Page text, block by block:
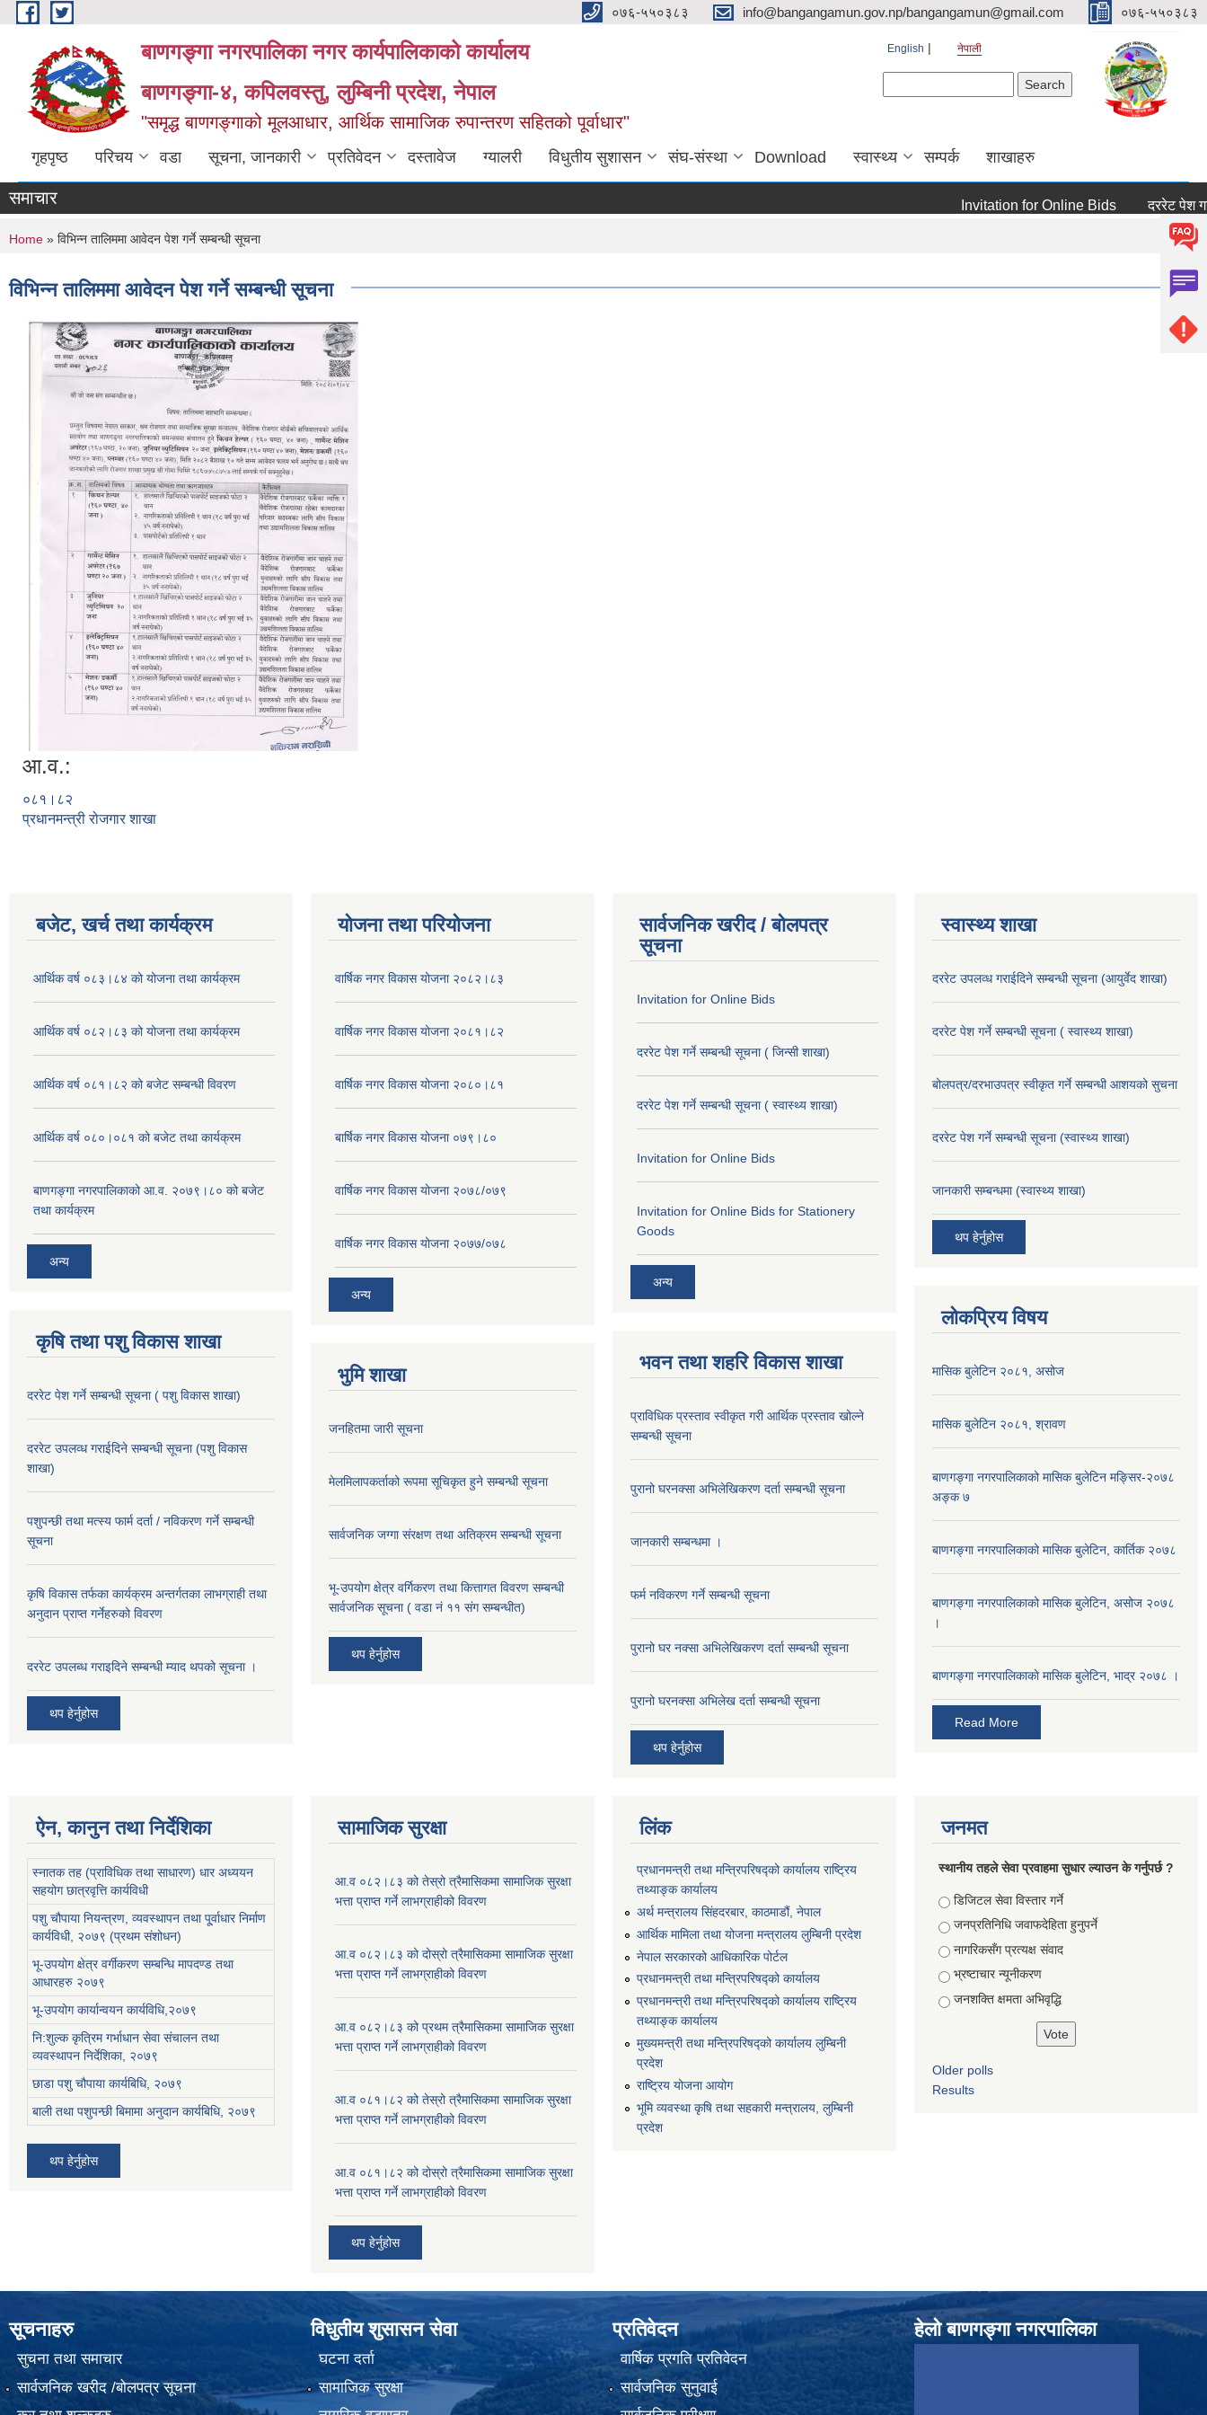
Skip to main content ०७६-५५०३८३ info@bangangamun.gov.np/bangangamun@gmail.com ०७६-५५०३८३
बाणगङ्गा नगरपालिका नगर कार्यपालिकाको कार्यालय
बाणगङ्गा-४, कपिलवस्तु, लुम्बिनी प्रदेश, नेपाल
"समृद्ध बाणगङ्गाको मूलआधार, आर्थिक सामाजिक रुपान्तरण सहितको पूर्वाधार"
English नेपाली
गृहपृष्ठ परिचय वडा सूचना, जानकारी प्रतिवेदन दस्तावेज ग्यालरी विधुतीय सुशासन संघ-संस्था Download स्वास्थ्य सम्पर्क शाखाहरु
समाचार Invitation for Online Bids दररेट पेश गर्ने
You are here
Home » विभिन्न तालिममा आवेदन पेश गर्ने सम्बन्धी सूचना
विभिन्न तालिममा आवेदन पेश गर्ने सम्बन्धी सूचना
आ.व.:
०८१।८२
प्रधानमन्त्री रोजगार शाखा
बजेट, खर्च तथा कार्यक्रम
आर्थिक वर्ष ०८३।८४ को योजना तथा कार्यक्रम
आर्थिक वर्ष ०८२।८३ को योजना तथा कार्यक्रम
आर्थिक वर्ष ०८१।८२ को बजेट सम्बन्धी विवरण
आर्थिक वर्ष ०८०।०८१ को बजेट तथा कार्यक्रम
बाणगङ्गा नगरपालिकाको आ.व. २०७९।८० को बजेट
तथा कार्यक्रम
अन्य
कृषि तथा पशु विकास शाखा
दररेट पेश गर्ने सम्बन्धी सूचना ( पशु विकास शाखा)
दररेट उपलव्ध गराईदिने सम्बन्धी सूचना (पशु विकास
शाखा)
पशुपन्छी तथा मत्स्य फार्म दर्ता / नविकरण गर्ने सम्बन्धी
सूचना
कृषि विकास तर्फका कार्यक्रम अन्तर्गतका लाभग्राही तथा
अनुदान प्राप्त गर्नेहरुको विवरण
दररेट उपलब्ध गराइदिने सम्बन्धी म्याद थपको सूचना ।
थप हेर्नुहोस
योजना तथा परियोजना
वार्षिक नगर विकास योजना २०८२।८३
वार्षिक नगर विकास योजना २०८१।८२
वार्षिक नगर विकास योजना २०८०।८१
बार्षिक नगर विकास योजना ०७९।८०
वार्षिक नगर विकास योजना २०७८/०७९
वार्षिक नगर विकास योजना २०७७/०७८
अन्य
भुमि शाखा
जनहितमा जारी सूचना
मेलमिलापकर्ताको रूपमा सूचिकृत हुने सम्बन्धी सूचना
सार्वजनिक जग्गा संरक्षण तथा अतिक्रम सम्बन्धी सूचना
भू-उपयोग क्षेत्र वर्गिकरण तथा कित्तागत विवरण सम्बन्धी
सार्वजनिक सूचना ( वडा नं ११ संग सम्बन्धीत)
थप हेर्नुहोस
सार्वजनिक खरीद / बोलपत्र
सूचना
Invitation for Online Bids
दररेट पेश गर्ने सम्बन्धी सूचना ( जिन्सी शाखा)
दररेट पेश गर्ने सम्बन्धी सूचना ( स्वास्थ्य शाखा)
Invitation for Online Bids
Invitation for Online Bids for Stationery
Goods
अन्य
भवन तथा शहरि विकास शाखा
प्राविधिक प्रस्ताव स्वीकृत गरी आर्थिक प्रस्ताव खोल्ने
सम्बन्धी सूचना
पुरानो घरनक्सा अभिलेखिकरण दर्ता सम्बन्धी सूचना
जानकारी सम्बन्धमा ।
फर्म नविकरण गर्ने सम्बन्धी सूचना
पुरानो घर नक्सा अभिलेखिकरण दर्ता सम्बन्धी सूचना
पुरानो घरनक्सा अभिलेख दर्ता सम्बन्धी सूचना
थप हेर्नुहोस
स्वास्थ्य शाखा
दररेट उपलव्ध गराईदिने सम्बन्धी सूचना (आयुर्वेद शाखा)
दररेट पेश गर्ने सम्बन्धी सूचना ( स्वास्थ्य शाखा)
बोलपत्र/दरभाउपत्र स्वीकृत गर्ने सम्बन्धी आशयको सुचना
दररेट पेश गर्ने सम्बन्धी सूचना (स्वास्थ्य शाखा)
जानकारी सम्बन्धमा (स्वास्थ्य शाखा)
थप हेर्नुहोस
लोकप्रिय विषय
मासिक बुलेटिन २०८१, असोज
मासिक बुलेटिन २०८१, श्रावण
बाणगङ्गा नगरपालिकाको मासिक बुलेटिन मङ्सिर-२०७८
अङ्क ७
बाणगङ्गा नगरपालिकाको मासिक बुलेटिन, कार्तिक २०७८
बाणगङ्गा नगरपालिकाको मासिक बुलेटिन, असोज २०७८
।
बाणगङ्गा नगरपालिकाकाे मासिक बुलेटिन, भाद्र २०७८ ।
Read More
ऐन, कानुन तथा निर्देशिका
स्नातक तह (प्राविधिक तथा साधारण) धार अध्ययन
सहयोग छात्रवृत्ति कार्यविधी
पशु चौपाया नियन्त्रण, व्यवस्थापन तथा पू्र्वाधार निर्माण
कार्यविधी, २०७९ (प्रथम संशोधन)
भू-उपयोग क्षेत्र वर्गीकरण सम्बन्धि मापदण्ड तथा
आधारहरु २०७९
भू-उपयोग कार्यान्वयन कार्यविधि,२०७९
नि:शुल्क कृत्रिम गर्भाधान सेवा संचालन तथा
व्यवस्थापन निर्देशिका, २०७९
छाडा पशु चौपाया कार्यबिधि, २०७९
बाली तथा पशुपन्छी बिमामा अनुदान कार्यबिधि, २०७९
थप हेर्नुहोस
सामाजिक सुरक्षा
आ.व ०८२।८३ को तेस्रो त्रैमासिकमा सामाजिक सुरक्षा
भत्ता प्राप्त गर्ने लाभग्राहीको विवरण
आ.व ०८२।८३ को दोस्रो त्रैमासिकमा सामाजिक सुरक्षा
भत्ता प्राप्त गर्ने लाभग्राहीको विवरण
आ.व ०८२।८३ को प्रथम त्रैमासिकमा सामाजिक सुरक्षा
भत्ता प्राप्त गर्ने लाभग्राहीको विवरण
आ.व ०८१।८२ को तेस्रो त्रैमासिकमा सामाजिक सुरक्षा
भत्ता प्राप्त गर्ने लाभग्राहीको विवरण
आ.व ०८१।८२ को दोस्रो त्रैमासिकमा सामाजिक सुरक्षा
भत्ता प्राप्त गर्ने लाभग्राहीको विवरण
थप हेर्नुहोस
लिंक
प्रधानमन्त्री तथा मन्त्रिपरिषद्को कार्यालय राष्ट्रिय
तथ्याङ्क कार्यालय
अर्थ मन्त्रालय सिंहदरबार, काठमाडौं, नेपाल
आर्थिक मामिला तथा योजना मन्त्रालय लुम्बिनी प्रदेश
नेपाल सरकारको आधिकारिक पोर्टल
प्रधानमन्त्री तथा मन्त्रिपरिषद्को कार्यालय
प्रधानमन्त्री तथा मन्त्रिपरिषद्को कार्यालय राष्ट्रिय
तथ्याङ्क कार्यालय
मुख्यमन्त्री तथा मन्त्रिपरिषद्को कार्यालय लुम्बिनी
प्रदेश
राष्ट्रिय योजना आयोग
भूमि व्यवस्था कृषि तथा सहकारी मन्त्रालय, लुम्बिनी
प्रदेश
जनमत
स्थानीय तहले सेवा प्रवाहमा सुधार ल्याउन के गर्नुपर्छ ?
Choices
डिजिटल सेवा विस्तार गर्ने
जनप्रतिनिधि जवाफदेहिता हुनुपर्ने
नागरिकसँग प्रत्यक्ष संवाद
भ्रष्टाचार न्यूनीकरण
जनशक्ति क्षमता अभिवृद्धि
Older polls
Results
सूचनाहरु
सुचना तथा समाचार
सार्वजनिक खरीद /बोलपत्र सूचना
विधुतीय शुसासन सेवा
घटना दर्ता
सामाजिक सुरक्षा
प्रतिवेदन
वार्षिक प्रगति प्रतिवेदन
सार्वजनिक सुनुवाई
हेलाे बाणगङ्गा नगरपालिका